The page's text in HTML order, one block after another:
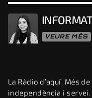
VEURE MÉS
La Ràdio d’aquí. Més
independència i servei.